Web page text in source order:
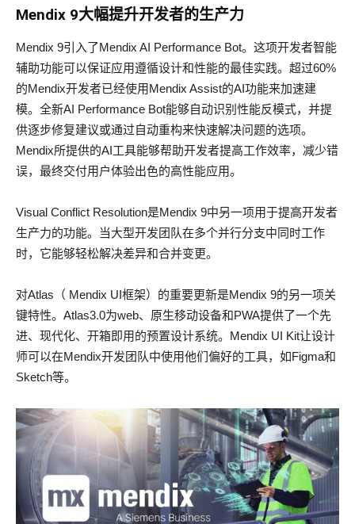
Mendix 9大幅提升开发者的生产力
Mendix 9引入了Mendix AI Performance Bot。这项开发者智能
辅助功能可以保证应用遵循设计和性能的最佳实践。超过60%
的Mendix开发者已经使用Mendix Assist的AI功能来加速建
模。全新AI Performance Bot能够自动识别性能反模式，并提
供逐步修复建议或通过自动重构来快速解决问题的选项。
Mendix所提供的AI工具能够帮助开发者提高工作效率，减少错
误，最终交付用户体验出色的高性能应用。
Visual Conflict Resolution是Mendix 9中另一项用于提高开发者
生产力的功能。当大型开发团队在多个并行分支中同时工作
时，它能够轻松解决差异和合并变更。
对Atlas（ Mendix UI框架）的重要更新是Mendix 9的另一项关
键特性。Atlas3.0为web、原生移动设备和PWA提供了一个先
进、现代化、开箱即用的预置设计系统。Mendix UI Kit让设计
师可以在Mendix开发团队中使用他们偏好的工具，如Figma和
Sketch等。